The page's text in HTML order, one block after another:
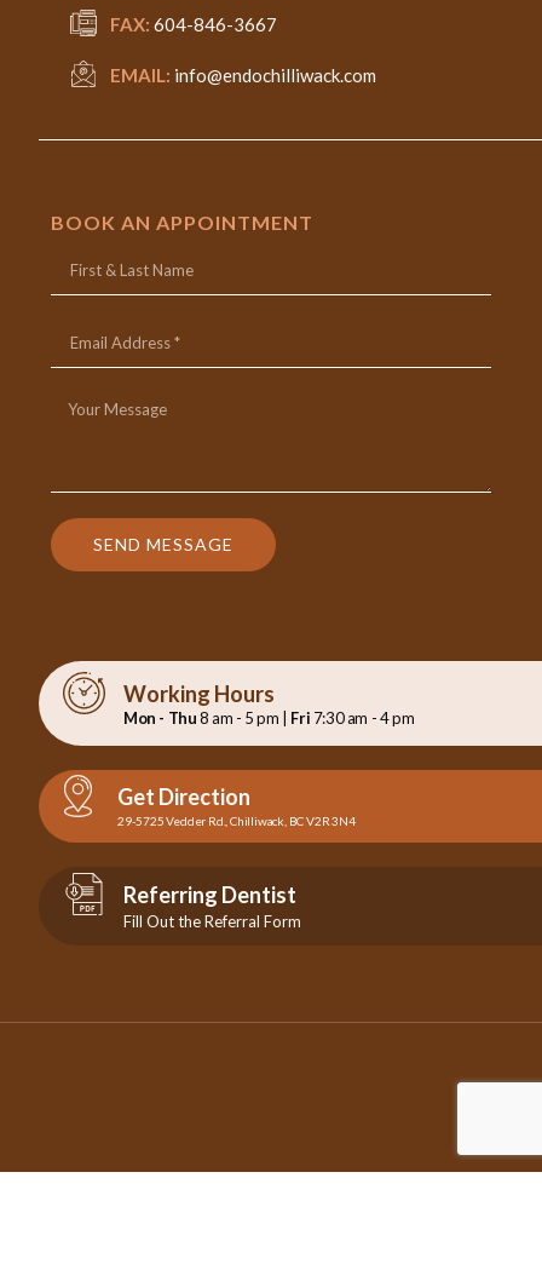
FAX: 604-846-3667
EMAIL: info@endochilliwack.com
BOOK AN APPOINTMENT
SEND MESSAGE
Working Hours
Mon - Thu8 am - 5 pm | Fri 7:30 am - 4 pm
Get Direction
29-5725 Vedder Rd., Chilliwack, BC V2R 3N4
Referring Dentist
Fill Out the Referral Form